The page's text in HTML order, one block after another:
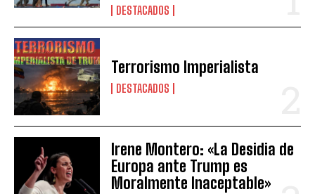
DESTACADOS
Terrorismo Imperialista
DESTACADOS
Irene Montero: «La Desidia de
Europa ante Trump es
Moralmente Inaceptable»